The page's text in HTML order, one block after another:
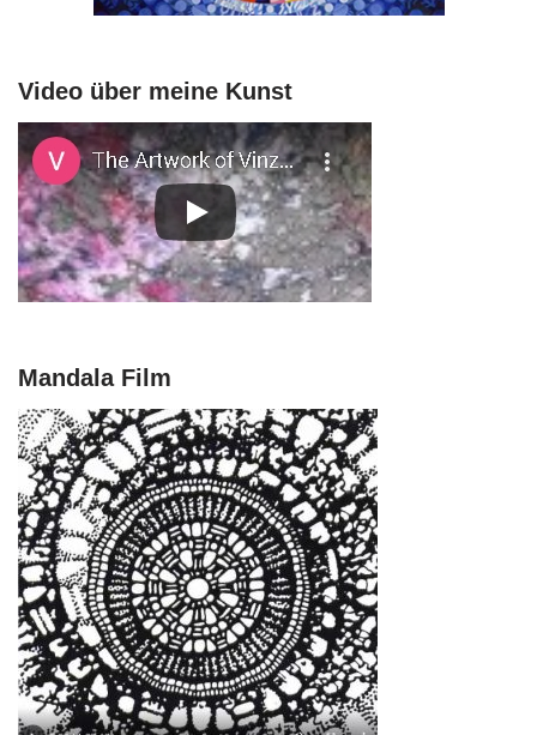
Video über meine Kunst
Mandala Film